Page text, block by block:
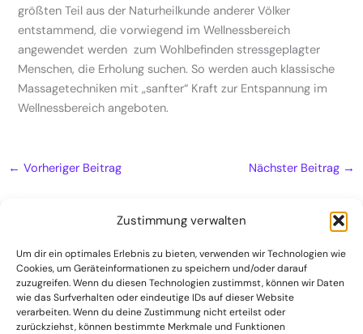
Zustimmung verwalten
Um dir ein optimales Erlebnis zu bieten, verwenden wir Technologien wie
Cookies, um Geräteinformationen zu speichern und/oder darauf
zuzugreifen. Wenn du diesen Technologien zustimmst, können wir Daten
wie das Surfverhalten oder eindeutige IDs auf dieser Website
verarbeiten. Wenn du deine Zustimmung nicht erteilst oder
zurückziehst, können bestimmte Merkmale und Funktionen
größten Teil aus der Naturheilkunde anderer Völker
entstammend, die vorwiegend im Wellnessbereich
angewendet werden zum Wohlbefinden stressgeplagter
Menschen, die Erholung suchen. So werden auch klassische
Massagetechniken mit „sanfter“ Kraft zur Entspannung im
Wellnessbereich angeboten.
← Vorheriger Beitrag Nächster Beitrag →
Naturheilpraxis
Kontakt
Datenschutzerklärung